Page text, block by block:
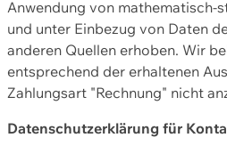
Anwendung von mathematisch-
und unter Einbezug von Daten
anderen Quellen erhoben. Wir
entsprechend der erhaltenen
Zahlungsart "Rechnung" nicht
Datenschutzerklärung für